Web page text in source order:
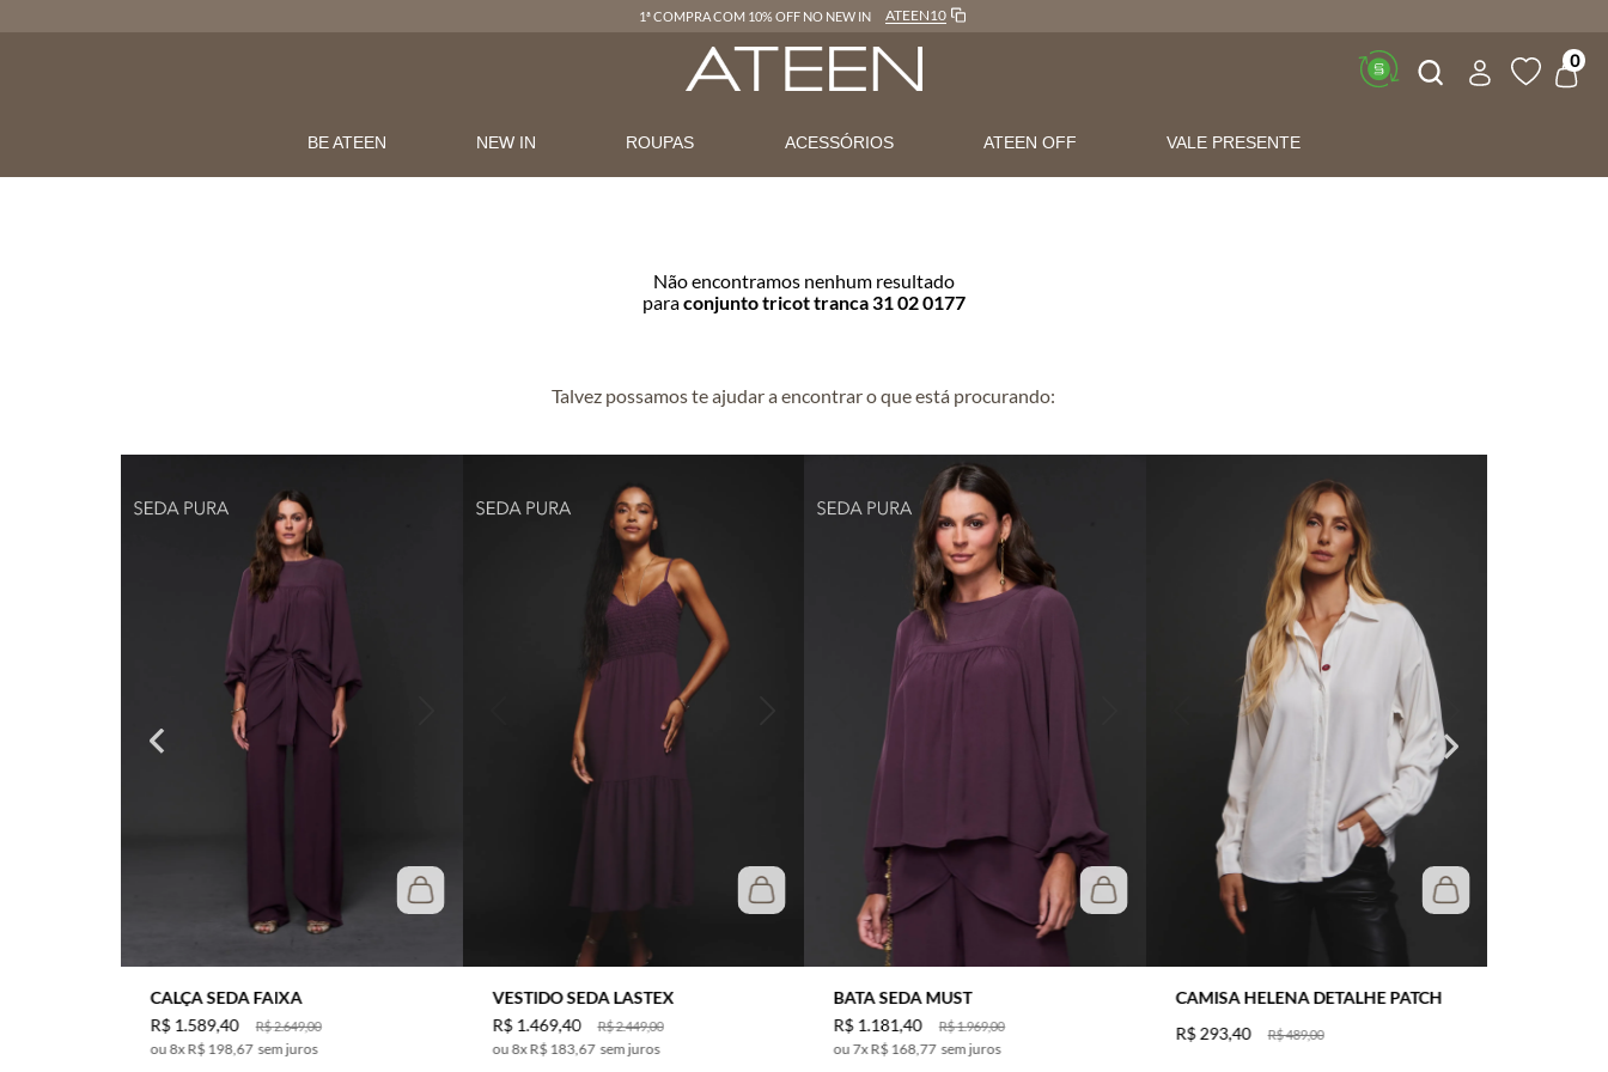
FRETE GRÁTIS EM COMPRAS ACIMA DE R$600 LOJAONLINE
Buscar 0
BE ATEEN NEW IN ROUPAS ACESSÓRIOS ATEEN OFF VALE PRESENTE
Não encontramos nenhum resultado
paraconjunto tricot tranca 31 02 0177
Talvez possamos te ajudar a encontrar o que está procurando:
CALÇA SEDA FAIXA
R$2.649,00
R$1.589,40
8xR$ 198,67 sem juros
VESTIDO SEDA LASTEX
R$2.449,00
R$ 1.469,40
8xR$ 183,67 sem juros
BATA SEDA MUST
R$1.969,00
R$1.181,40
7xR$ 168,77 sem juros
CAMISA HELENA DETALHE PATCH
R$489,00
R$ 293,40